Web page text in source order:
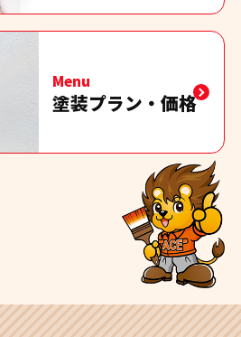
Menu
塗装プラン・価格